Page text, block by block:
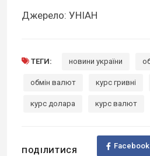
Джерело: УНІАН
ТЕГИ: новини україни
обмін валют курс гривні
курс долара курс валют
ПОДІЛИТИСЯ
Facebook